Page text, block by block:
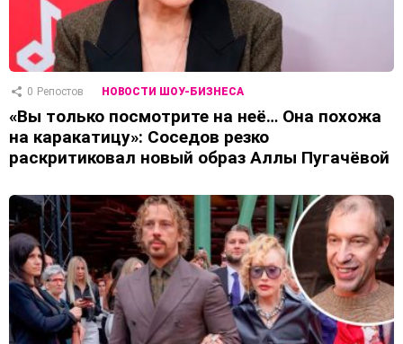
0 Репостов НОВОСТИ ШОУ-БИЗНЕСА
«Вы только посмотрите на неё… Она похожа
на каракатицу»: Соседов резко
раскритиковал новый образ Аллы Пугачёвой